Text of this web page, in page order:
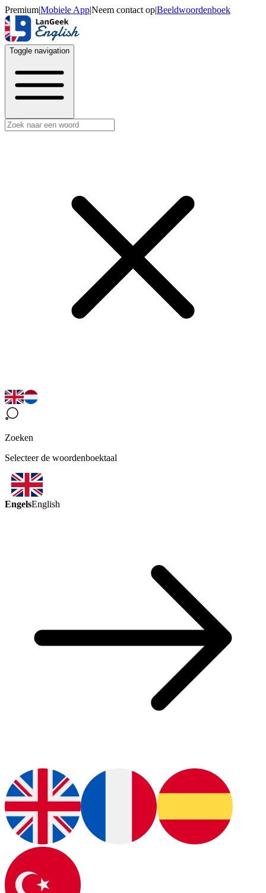
Premium|Mobiele App|Neem contact op|Beeldwoordenboek
Toggle navigation
Zoeken
Selecteer de woordenboektaal
EngelsEnglish